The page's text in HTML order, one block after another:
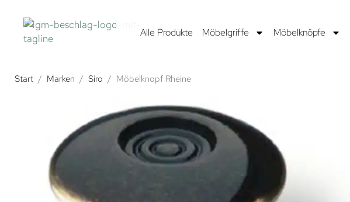
Alle Produkte Möbelgriffe Möbelknöpfe
Start / Marken / Siro / Möbelknopf Rheine